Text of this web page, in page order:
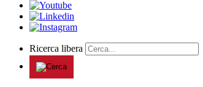
Ricerca libera